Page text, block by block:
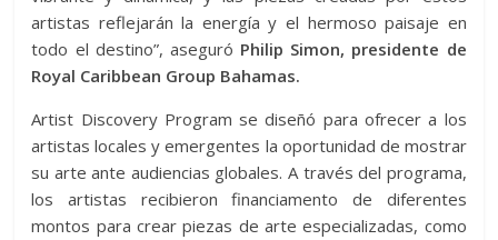
artistas reflejarán la energía y el hermoso paisaje en
todo el destino”, aseguró Philip Simon, presidente de
Royal Caribbean Group Bahamas.
Artist Discovery Program se diseñó para ofrecer a los
artistas locales y emergentes la oportunidad de mostrar
su arte ante audiencias globales. A través del programa,
los artistas recibieron financiamento de diferentes
montos para crear piezas de arte especializadas, como